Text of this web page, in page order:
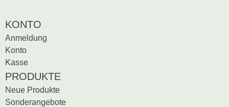
KONTO
Anmeldung
Konto
Kasse
PRODUKTE
Neue Produkte
Sonderangebote